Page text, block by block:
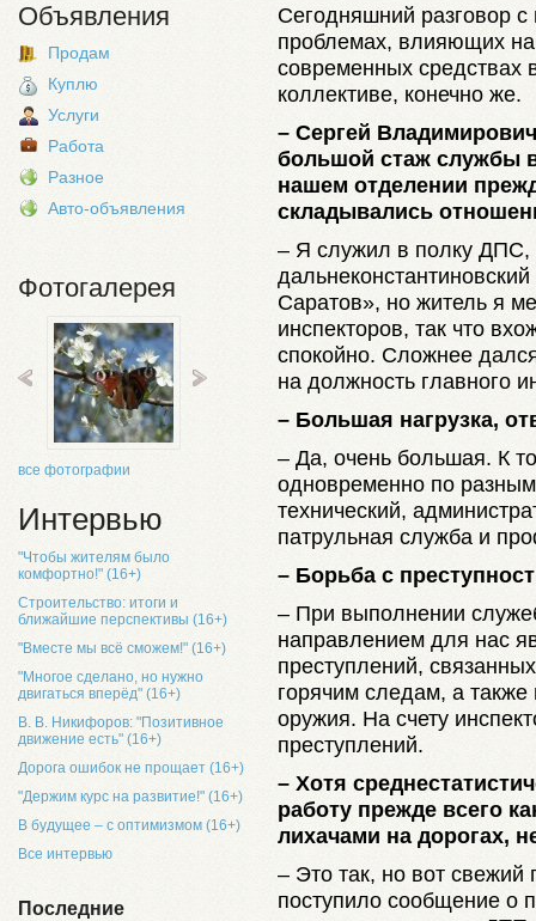
Объявления
Продам
Куплю
Услуги
Работа
Разное
Авто-объявления
Фотогалерея
все фотографии
Интервью
"Чтобы жителям было
комфортно!" (16+)
Строительство: итоги и
ближайшие перспективы (16+)
"Вместе мы всё сможем!" (16+)
"Многое сделано, но нужно
двигаться вперёд" (16+)
В. В. Никифоров: "Позитивное
движение есть" (16+)
Дорога ошибок не прощает (16+)
"Держим курс на развитие!" (16+)
В будущее – с оптимизмом (16+)
Все интервью
Последние
Сегодняшний разговор
проблемах, влияющих на
современных средствах
коллективе, конечно же.
– Сергей
большой стаж службы
нашем отделении
складывались
– Я служил в полку ДПС,
Саратов», но житель я
инспекторов, так что
спокойно. Сложнее
на должность главного
– Большая нагрузка,
– Да, очень большая. К
одновременно по
технический,
патрульная служба и
– Борьба с
– При выполнении
направлением для нас
преступлений,
горячим следам, а также
оружия. На счету
преступлений.
– Хотя
работу прежде всего
лихачами на дорогах,
– Это так, но вот
поступило сообщение о